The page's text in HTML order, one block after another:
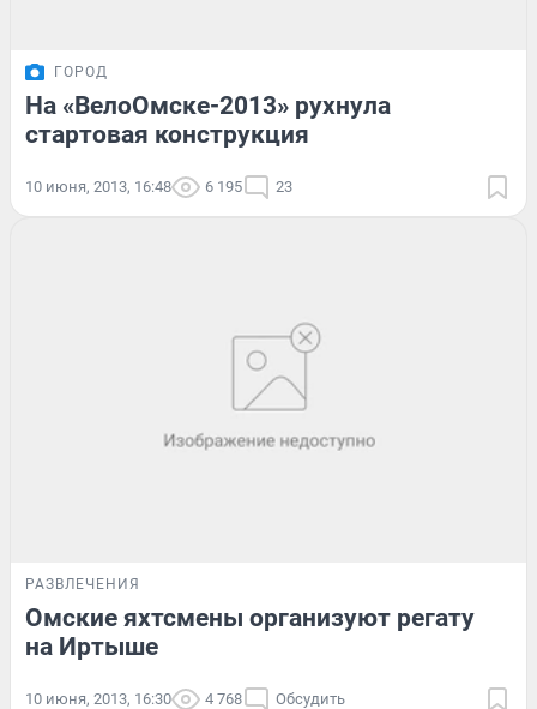
ГОРОД
На «ВелоОмске-2013» рухнула
стартовая конструкция
10 июня, 2013, 16:48 6 195 23
РАЗВЛЕЧЕНИЯ
Омские яхтсмены организуют регату
на Иртыше
10 июня, 2013, 16:30 4 768 Обсудить